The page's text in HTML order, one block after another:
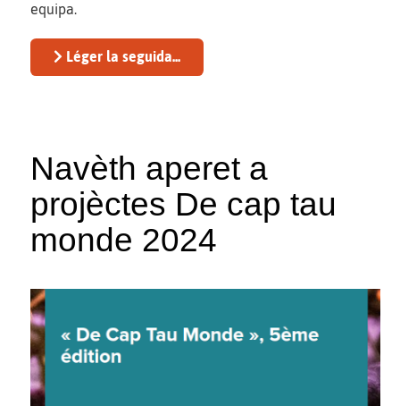
equipa.
Léger la seguida...
Navèth aperet a
projèctes De cap tau
monde 2024